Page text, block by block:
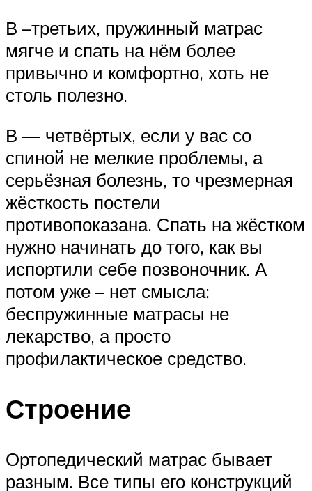
В –третьих, пружинный матрас
мягче и спать на нём более
привычно и комфортно, хоть не
столь полезно.
В — четвёртых, если у вас со
спиной не мелкие проблемы, а
серьёзная болезнь, то чрезмерная
жёсткость постели
противопоказана. Спать на жёстком
нужно начинать до того, как вы
испортили себе позвоночник. А
потом уже – нет смысла:
беспружинные матрасы не
лекарство, а просто
профилактическое средство.
Строение
Ортопедический матрас бывает
разным. Все типы его конструкций